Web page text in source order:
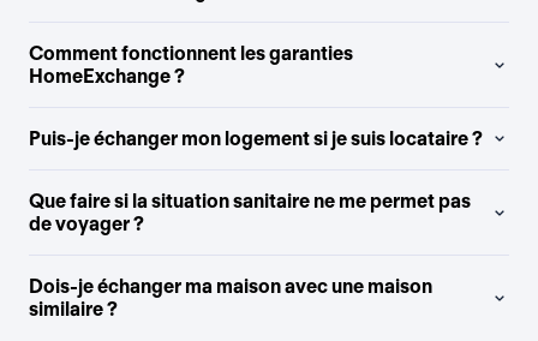
Comment fonctionnent les garanties
HomeExchange ?
Puis-je échanger mon logement si je suis locataire ?
Que faire si la situation sanitaire ne me permet pas
de voyager ?
Dois-je échanger ma maison avec une maison
similaire ?